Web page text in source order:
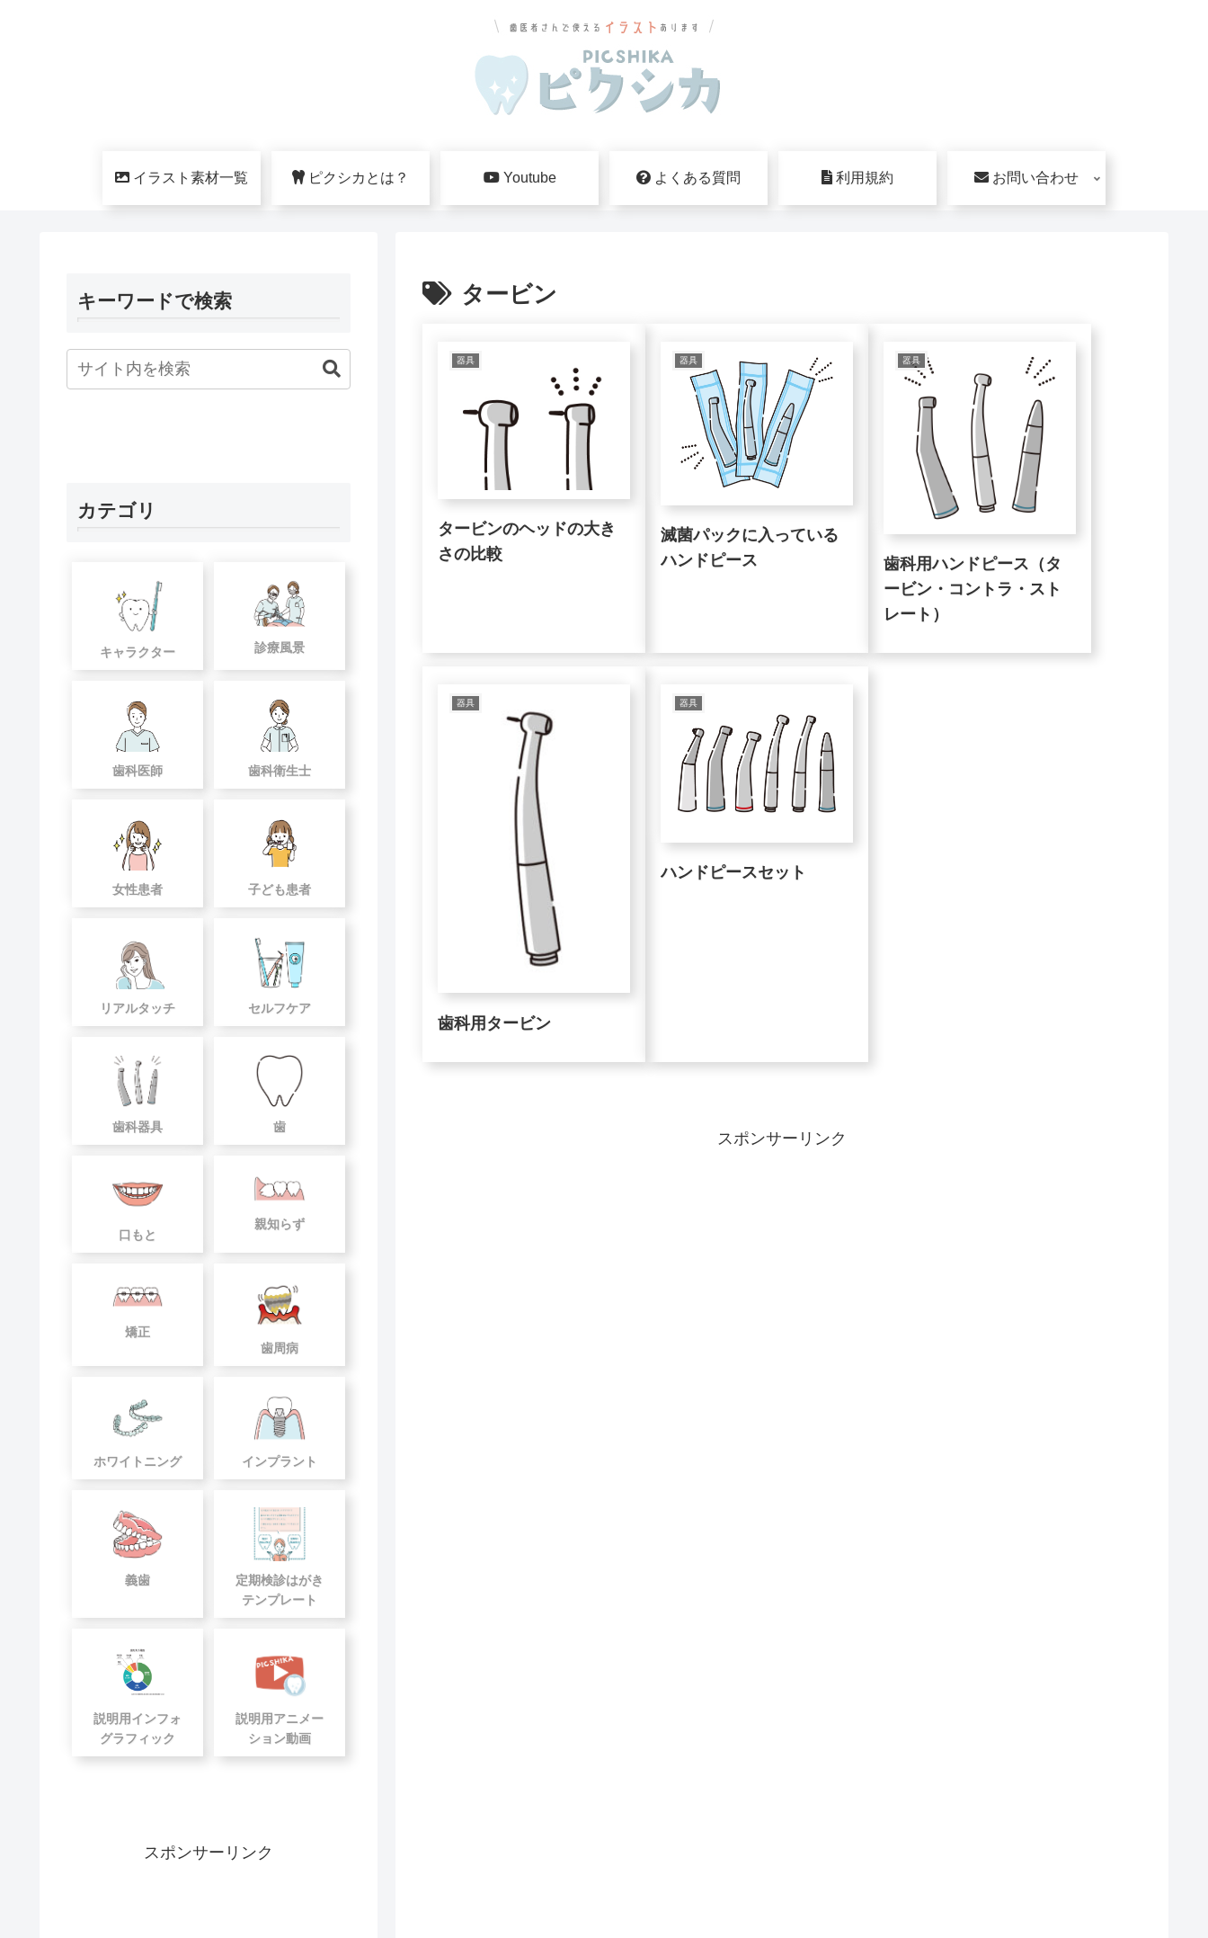
イラスト素材一覧 ピクシカとは？ Youtube よくある質問 利用規約 お問い合わせ
タービン
器具
タービンのヘッドの大き
さの比較
器具
滅菌パックに入っている
ハンドピース
器具
歯科用ハンドピース（タ
ービン・コントラ・スト
レート）
器具
歯科用タービン
器具
ハンドピースセット
スポンサーリンク
キーワードで検索
カテゴリ
キャラクター 診療風景
歯科医師 歯科衛生士
女性患者 子ども患者
リアルタッチ セルフケア
歯科器具 歯
口もと
親知らず
矯正
歯周病
ホワイトニング インプラント
義歯
定期検診はがき
テンプレート
説明用インフォ
グラフィック
説明用アニメー
ション動画
スポンサーリンク